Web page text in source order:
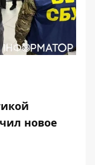
новое